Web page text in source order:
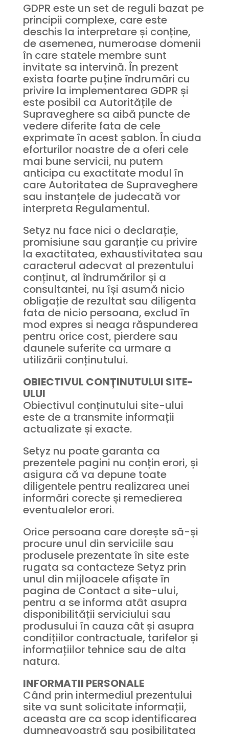
GDPR este un set de reguli bazat pe
principii complexe, care este
deschis la interpretare și conține,
de asemenea, numeroase domenii
în care statele membre sunt
invitate sa intervină. În prezent
exista foarte puține îndrumări cu
privire la implementarea GDPR și
este posibil ca Autoritățile de
Supraveghere sa aibă puncte de
vedere diferite fata de cele
exprimate în acest șablon. În ciuda
eforturilor noastre de a oferi cele
mai bune servicii, nu putem
anticipa cu exactitate modul în
care Autoritatea de Supraveghere
sau instanțele de judecată vor
interpreta Regulamentul.
Setyz nu face nici o declarație,
promisiune sau garanție cu privire
la exactitatea, exhaustivitatea sau
caracterul adecvat al prezentului
conținut, al îndrumărilor și a
consultantei, nu își asumă nicio
obligație de rezultat sau diligenta
fata de nicio persoana, exclud în
mod expres si neaga răspunderea
pentru orice cost, pierdere sau
daunele suferite ca urmare a
utilizării conținutului.
OBIECTIVUL CONȚINUTULUI SITE-
ULUI
Obiectivul conținutului site-ului
este de a transmite informații
actualizate și exacte.
Setyz nu poate garanta ca
prezentele pagini nu conțin erori, și
asigura că va depune toate
diligentele pentru realizarea unei
informări corecte și remedierea
eventualelor erori.
Orice persoana care dorește să-și
procure unul din serviciile sau
produsele prezentate în site este
rugata sa contacteze Setyz prin
unul din mijloacele afișate în
pagina de Contact a site-ului,
pentru a se informa atât asupra
disponibilității serviciului sau
produsului în cauza cât și asupra
condițiilor contractuale, tarifelor și
informațiilor tehnice sau de alta
natura.
INFORMATII PERSONALE
Când prin intermediul prezentului
site va sunt solicitate informații,
aceasta are ca scop identificarea
dumneavoastră sau posibilitatea